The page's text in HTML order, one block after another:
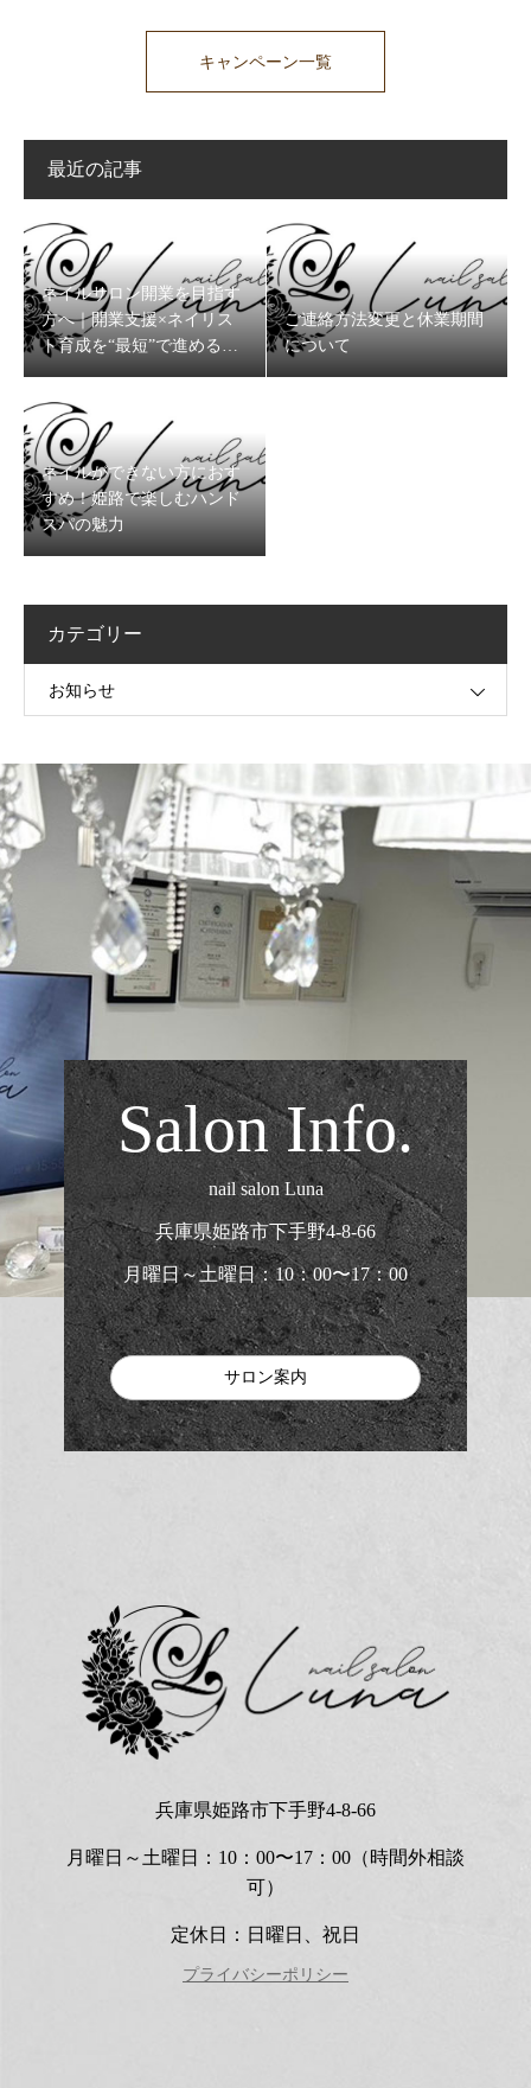
キャンペーン一覧
最近の記事
ネイルサロン開業を目指す
方へ｜開業支援×ネイリス
ト育成を“最短”で進めるコ
ご連絡方法変更と休業期間
について
ネイルができない方におす
すめ！姫路で楽しむハンド
スパの魅力
カテゴリー
お知らせ
Salon Info.
nail salon Luna
兵庫県姫路市下手野4-8-66
月曜日～土曜日：10：00〜17：00
サロン案内
兵庫県姫路市下手野4-8-66
月曜日～土曜日：10：00〜17：00（時間外相談
可）
定休日：日曜日、祝日
プライバシーポリシー